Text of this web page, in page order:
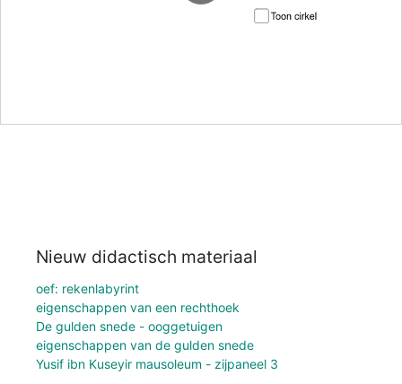
Nieuw didactisch materiaal
oef: rekenlabyrint
eigenschappen van een rechthoek
De gulden snede - ooggetuigen
eigenschappen van de gulden snede
Yusif ibn Kuseyir mausoleum - zijpaneel 3